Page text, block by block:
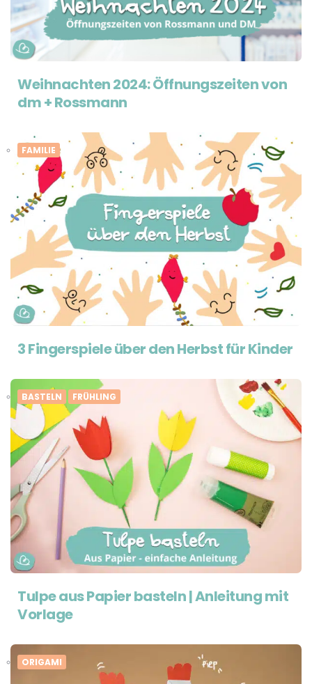
Weihnachten 2024: Öffnungszeiten von
dm + Rossmann
FAMILIE
3 Fingerspiele über den Herbst für Kinder
BASTELN FRÜHLING
Tulpe aus Papier basteln | Anleitung mit
Vorlage
ORIGAMI